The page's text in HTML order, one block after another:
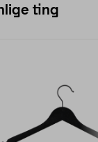
ting